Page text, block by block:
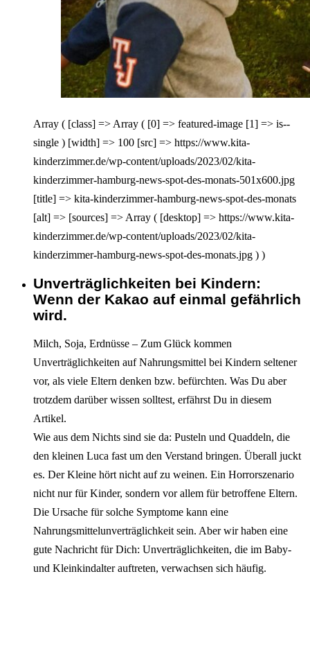
Array ( [class] => Array ( [0] => featured-image [1] => is--
single ) [width] => 100 [src] => https://www.kita-
kinderzimmer.de/wp-content/uploads/2023/02/kita-
kinderzimmer-hamburg-news-spot-des-monats-501x600.jpg
[title] => kita-kinderzimmer-hamburg-news-spot-des-monats
[alt] => [sources] => Array ( [desktop] => https://www.kita-
kinderzimmer.de/wp-content/uploads/2023/02/kita-
kinderzimmer-hamburg-news-spot-des-monats.jpg ) )
Interagieren
Unverträglichkeiten bei Kindern:
Wenn der Kakao auf einmal gefährlich
wird.
Milch, Soja, Erdnüsse – Zum Glück kommen
Unverträglichkeiten auf Nahrungsmittel bei Kindern seltener
vor, als viele Eltern denken bzw. befürchten. Was Du aber
trotzdem darüber wissen solltest, erfährst Du in diesem
Artikel.
Wie aus dem Nichts sind sie da: Pusteln und Quaddeln, die
den kleinen Luca fast um den Verstand bringen. Überall juckt
es. Der Kleine hört nicht auf zu weinen. Ein Horrorszenario
nicht nur für Kinder, sondern vor allem für betroffene Eltern.
Die Ursache für solche Symptome kann eine
Nahrungsmittelunverträglichkeit sein. Aber wir haben eine
gute Nachricht für Dich: Unverträglichkeiten, die im Baby-
und Kleinkindalter auftreten, verwachsen sich häufig.